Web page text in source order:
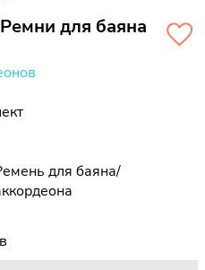
для баяна
для баяна/